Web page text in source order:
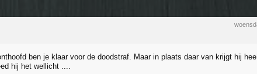
ben je klaar voor de doodstraf. Maar in plaats daar van krijgt hij
hij het wellicht ....